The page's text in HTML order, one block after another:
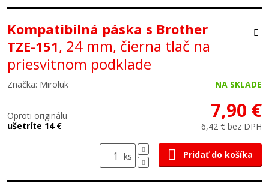
Kompatibilná páska s Brother
TZE-151, 24 mm, čierna tlač na
priesvitnom podklade
Značka: Miroluk NA SKLADE
Oproti originálu
ušetríte 14 €
7,90 €
6,42 € bez DPH
ks Pridať do košíka